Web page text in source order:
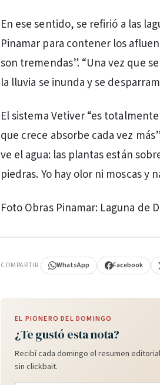
En ese sentido, se refirió a las
Pinamar para contener los
son tremendas”. “Una vez que
la lluvia se inunda y se
El sistema Vetiver “es
que crece absorbe cada vez
ve el agua: las plantas están
piedras. Yo hay olor ni moscas y
Foto Obras Pinamar: Laguna de
COMPARTIR WhatsApp Facebook
EL PIONERO DEL DOMINGO
¿Te gustó esta nota?
Recibí cada domingo el resumen
sin clickbait.